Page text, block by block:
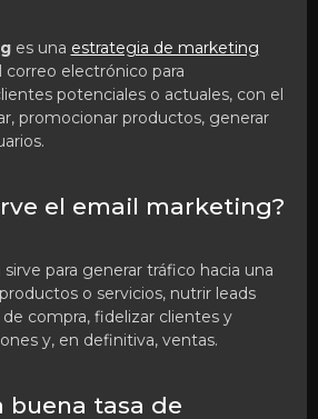
es una estrategia de marketing
correo electrónico para
potenciales o actuales, con el
promocionar productos, generar
el email marketing?
para generar tráfico hacia una
o servicios, nutrir leads
compra, fidelizar clientes y
y, en definitiva, ventas.
buena tasa de